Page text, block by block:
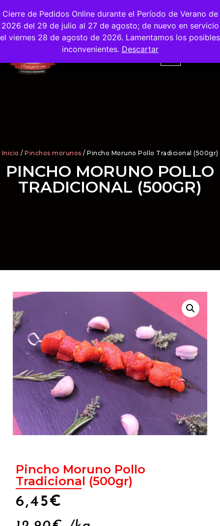
Cierre de Pedidos Online durante el Período de Verano de
2026 del 29 de julio al 27 de agosto; de nuevo en servicio
el viernes 28 de agosto de 2026. Lamentamos los posibles
inconvenientes. Descartar
EnvíosGratisen la Ciudad de Madrid
Inicio / Pinchos morunos / Pincho Moruno Pollo Tradicional (500gr)
PINCHO MORUNO POLLO
TRADICIONAL (500GR)
Pincho Moruno Pollo
Tradicional (500gr)
6,45€